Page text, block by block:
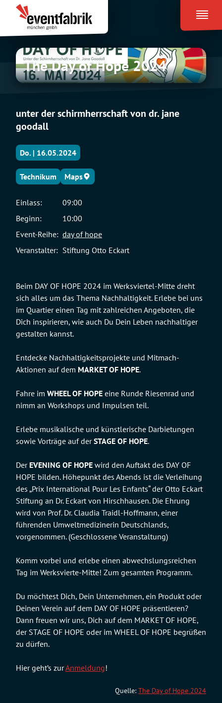
Inhalt
springen
Eventfabrik
München
The
Day
of
The Day of Hope 2024
unter der schirmherrschaft von dr. jane
goodall
Beim DAY OF HOPE 2024 im Werksviertel-Mitte dreht
sich alles um das Thema Nachhaltigkeit. Erlebe bei uns
im Quartier einen Tag mit zahlreichen Angeboten, die
Dich inspirieren, wie auch Du Dein Leben nachhaltiger
gestalten kannst.
Entdecke Nachhaltigkeitsprojekte und Mitmach-
Aktionen auf dem MARKET OF HOPE.
Fahre im WHEEL OF HOPE eine Runde Riesenrad und
nimm an Workshops und Impulsen teil.
Erlebe musikalische und künstlerische Darbietungen
sowie Vorträge auf derSTAGE OF HOPE.
Der EVENING OF HOPE wird den Auftakt des DAY OF
HOPE bilden. Höhepunkt des Abends ist die Verleihung
des „Prix International Pour Les Enfants“ der Otto Eckart
Stiftung an Dr. Eckart von Hirschhausen. Die Ehrung
wird von Prof. Dr. Claudia Traidl-Hoffmann, einer
führenden Umweltmedizinerin Deutschlands,
vorgenommen. (Geschlossene Veranstaltung)
Komm vorbei und erlebe einen abwechslungsreichen
Tag im Werksvierte-Mitte! Zum gesamten Programm.
Du möchtest Dich, Dein Unternehmen, ein Produkt oder
Deinen Verein auf dem DAY OF HOPE präsentieren?
Dann freuen wir uns, Dich auf dem MARKET OF HOPE,
der STAGE OF HOPE oder im WHEEL OF HOPE begrüßen
zu dürfen.
Hier geht’s zurAnmeldung!
Quelle: The Day of Hope 2024
Do. | 16.05.2024
Technikum Maps
Einlass:
09:00
Beginn:
10:00
Event-Reihe: day of hope
Veranstalter: Stiftung Otto Eckart